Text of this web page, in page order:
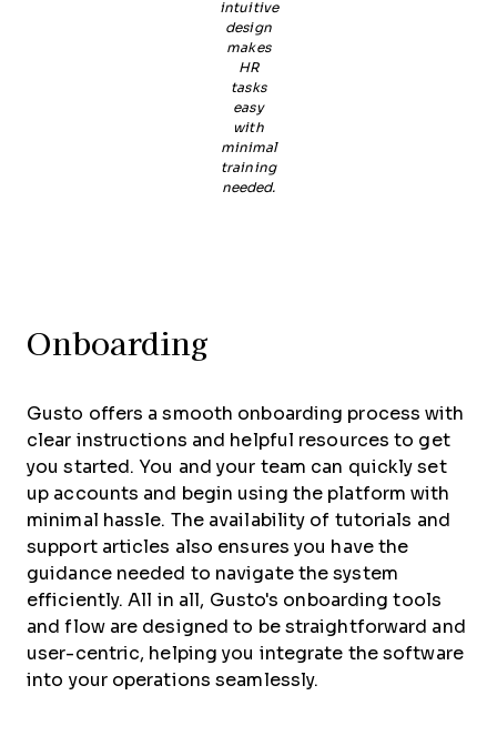
intuitive
design
makes
HR
tasks
easy
with
minimal
training
needed.
Onboarding
Gusto offers a smooth onboarding process with
clear instructions and helpful resources to get
you started. You and your team can quickly set
up accounts and begin using the platform with
minimal hassle. The availability of tutorials and
support articles also ensures you have the
guidance needed to navigate the system
efficiently. All in all, Gusto's onboarding tools
and flow are designed to be straightforward and
user-centric, helping you integrate the software
into your operations seamlessly.